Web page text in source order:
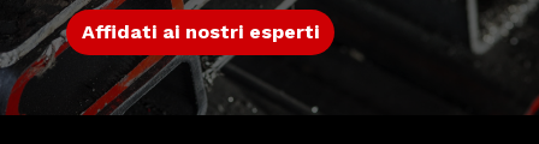
Affidati ai nostri esperti